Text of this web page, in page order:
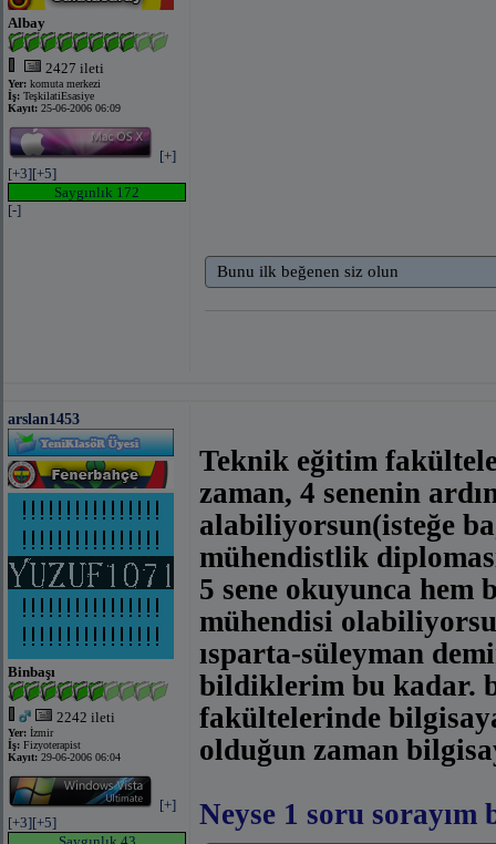
Albay
2427 ileti
Yer: komuta merkezi
İş: TeşkilatiEsasiye
Kayıt: 25-06-2006 06:09
[+]
[+3][+5]
Saygınlık 172
[-]
Bunu ilk beğenen siz olun
arslan1453
Binbaşı
2242 ileti
Yer: İzmir
İş: Fizyoterapist
Kayıt: 29-06-2006 06:04
[+]
[+3][+5]
Teknik eğitim
zaman, 4 senenin
alabiliyorsun(isteğe
mühendistlik
5 sene okuyunca
mühendisi
ısparta-süleyman
bildiklerim bu kadar.
fakültelerinde
olduğun zaman
Neyse 1 soru